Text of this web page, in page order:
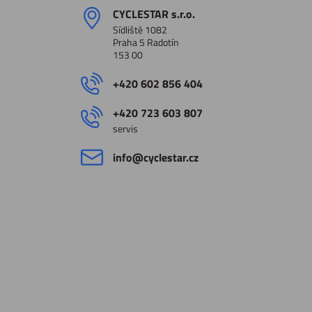
CYCLESTAR s​.r​.o​.
Sídliště 1082
Praha 5 Radotín
153 00
+420 602 856 404
+420 723 603 807
servis
info​@cyclestar​.cz